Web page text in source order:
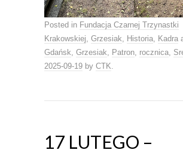
Posted in Fundacja Czarnej Trzynastki
Krakowskiej Grzesiak Historia Kadra
Gdańsk Grzesiak Patron rocznica
2025-09-19 by CTK
17 LUTEGO –